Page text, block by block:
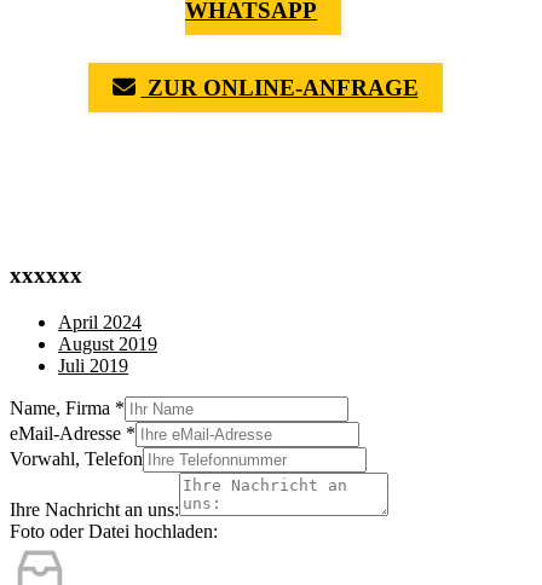
WHATSAPP
ZUR ONLINE-ANFRAGE
xxxxxx
April 2024
August 2019
Juli 2019
Name, Firma *
eMail-Adresse *
Vorwahl, Telefon
Ihre Nachricht an uns:
Foto oder Datei hochladen: